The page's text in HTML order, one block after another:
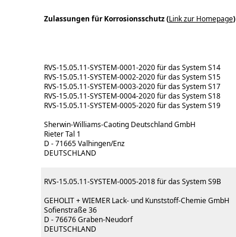
Zulassungen für Korrosionsschutz (Link zur Homepage)
RVS-15.05.11-SYSTEM-0001-2020 für das System S14
RVS-15.05.11-SYSTEM-0002-2020 für das System S15
RVS-15.05.11-SYSTEM-0003-2020 für das System S17
RVS-15.05.11-SYSTEM-0004-2020 für das System S18
RVS-15.05.11-SYSTEM-0005-2020 für das System S19
Sherwin-Williams-Caoting Deutschland GmbH
Rieter Tal 1
D - 71665 Valhingen/Enz
DEUTSCHLAND
RVS-15.05.11-SYSTEM-0005-2018 für das System S9B
GEHOLIT + WIEMER Lack- und Kunststoff-Chemie GmbH
Sofienstraße 36
D - 76676 Graben-Neudorf
DEUTSCHLAND